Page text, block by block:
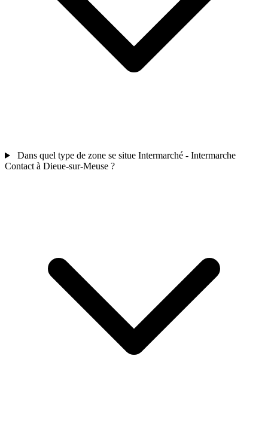
Dans quel type de zone se situe Intermarché - Intermarche
Contact à Dieue-sur-Meuse ?